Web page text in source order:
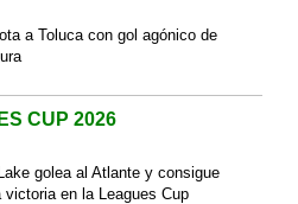
a Toluca con gol agónico de
CUP 2026
golea al Atlante y consigue
victoria en la Leagues Cup